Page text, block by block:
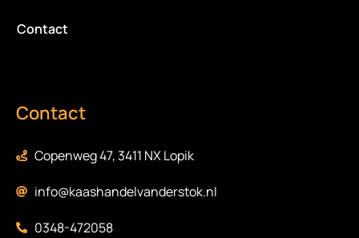
Contact
Contact
Copenweg 47, 3411 NX Lopik
info@kaashandelvanderstok.nl
0348-472058